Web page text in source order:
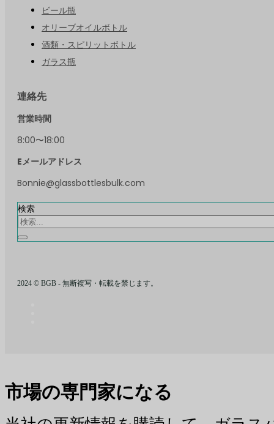
ビール瓶
オリーブオイルボトル
酒類・スピリットボトル
ガラス瓶
連絡先
営業時間
8:00〜18:00
Eメールアドレス
Bonnie@glassbottlesbulk.com
検索
2024 © BGB - 無断複写・転載を禁じます。
市場の専門家になる